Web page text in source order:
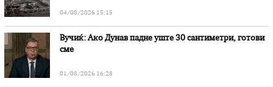
04/08/2026 15:15
Вучиќ: Ако Дунав падне уште 30 сантиметри, готови
сме
01/08/2026 16:28